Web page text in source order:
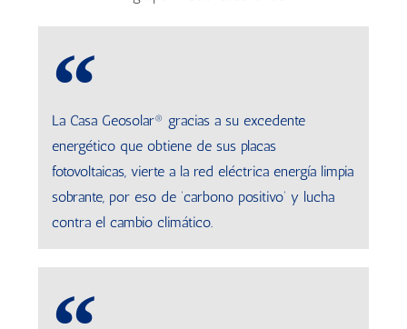
La Casa Geosolar® gracias a su excedente
energético que obtiene de sus placas
fotovoltaicas, vierte a la red eléctrica energía limpia
sobrante, por eso de ‘carbono positivo’ y lucha
contra el cambio climático.